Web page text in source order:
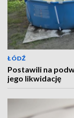
ŁÓDŹ
Postawili na
jego likwidację